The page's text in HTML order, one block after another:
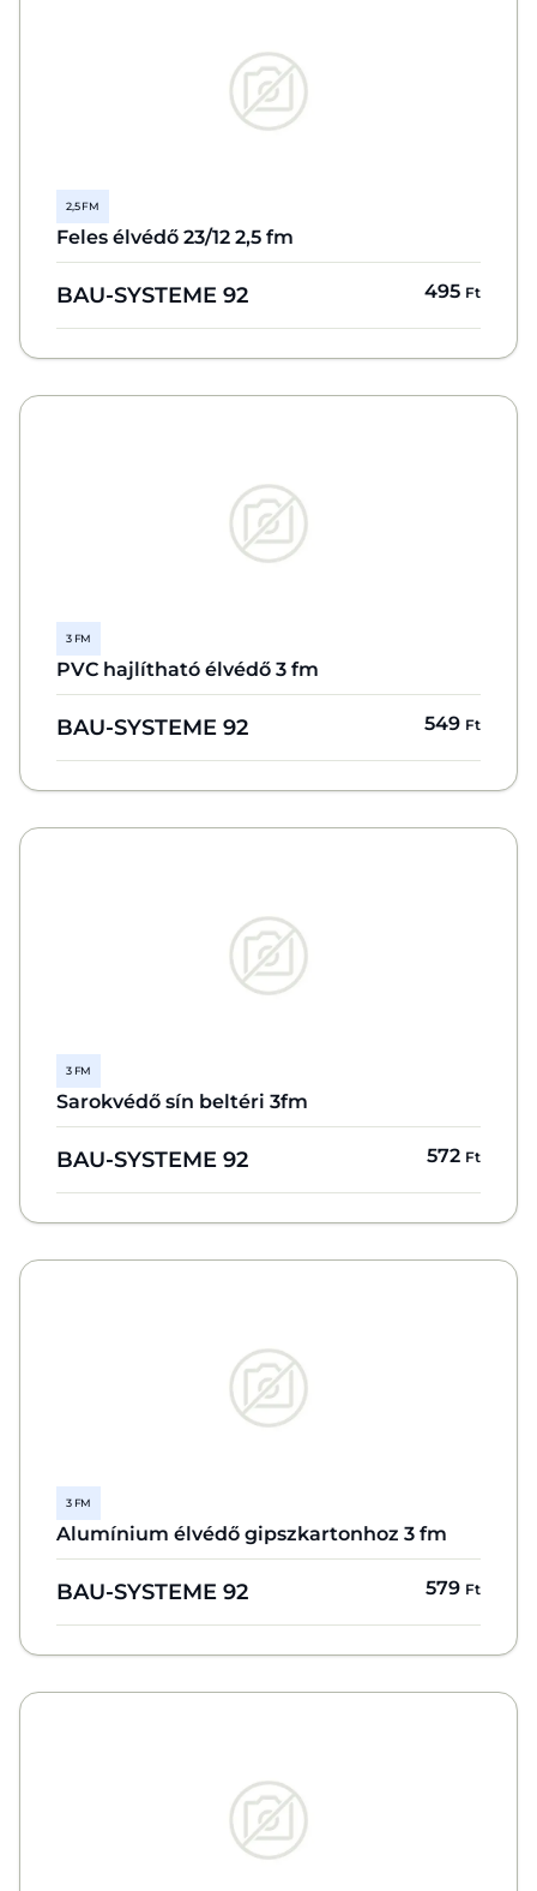
2,5 FM
Feles élvédő 23/12 2,5 fm
BAU-SYSTEME 92 495 Ft
3 FM
PVC hajlítható élvédő 3 fm
BAU-SYSTEME 92 549 Ft
3 FM
Sarokvédő sín beltéri 3fm
BAU-SYSTEME 92 572 Ft
3 FM
Alumínium élvédő gipszkartonhoz 3 fm
BAU-SYSTEME 92 579 Ft